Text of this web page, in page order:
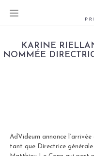
to
KARINE
NOMMÉE
AdVideum annonce
tant que Directrice